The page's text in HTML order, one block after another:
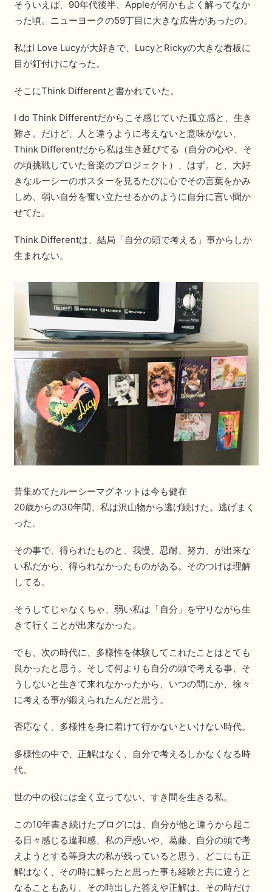
そういえば、90年代後半、Appleが何かもよく解ってなか
った頃。ニューヨークの59丁目に大きな広告があったの。
私はI Love Lucyが大好きで、LucyとRickyの大きな看板に
目が釘付けになった。
そこにThink Differentと書かれていた。
I do Think Differentだからこそ感じていた孤立感と、生き
難さ。だけど、人と違うように考えないと意味がない、
Think Differentだから私は生き延びてる（自分の心や、そ
の頃挑戦していた音楽のプロジェクト）、はず。と、大好
きなルーシーのポスターを見るたびに心でその言葉をかみ
しめ、弱い自分を奮い立たせるかのように自分に言い聞か
せてた。
Think Differentは、結局「自分の頭で考える」事からしか
生まれない。
昔集めてたルーシーマグネットは今も健在
20歳からの30年間、私は沢山物から逃げ続けた。逃げまく
った。
その事で、得られたものと、我慢、忍耐、努力、が出来な
い私だから、得られなかったものがある。そのつけは理解
してる。
そうしてじゃなくちゃ、弱い私は「自分」を守りながら生
きて行くことが出来なかった。
でも、次の時代に、多様性を体験してこれたことはとても
良かったと思う。そして何よりも自分の頭で考える事、そ
うしないと生きて来れなかったから、いつの間にか、徐々
に考える事が鍛えられたんだと思う。
否応なく、多様性を身に着けて行かないといけない時代。
多様性の中で、正解はなく、自分で考えるしかなくなる時
代。
世の中の役には全く立ってない、すき間を生きる私。
この10年書き続けたブログには、自分が他と違うから起こ
る日々感じる違和感、私の戸惑いや、葛藤、自分の頭で考
えようとする等身大の私が残っていると思う。どこにも正
解はなく、その時に解ったと思った事も経験と共に違うと
なることもあり、その時出した答えや正解は、その時だけ